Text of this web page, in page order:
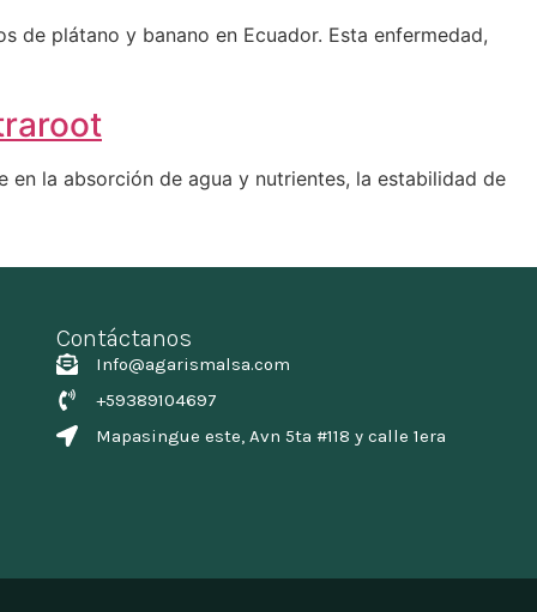
de plátano y banano en Ecuador. Esta enfermedad,
la absorción de agua y nutrientes, la estabilidad de
Contáctanos
Info@agarismalsa.com
+59389104697
Mapasingue este, Avn 5ta #118 y calle 1era